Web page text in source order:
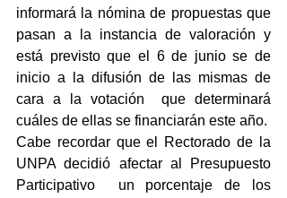
informará la nómina de propuestas que
pasan a la instancia de valoración y
está previsto que el 6 de junio se de
inicio a la difusión de las mismas de
cara a la votación  que determinará
cuáles de ellas se financiarán este año.
Cabe recordar que el Rectorado de la
UNPA decidió afectar al Presupuesto
Participativo  un porcentaje de los